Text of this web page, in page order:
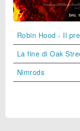
Robin Hood - Il
La fine di Oak
Nimrods